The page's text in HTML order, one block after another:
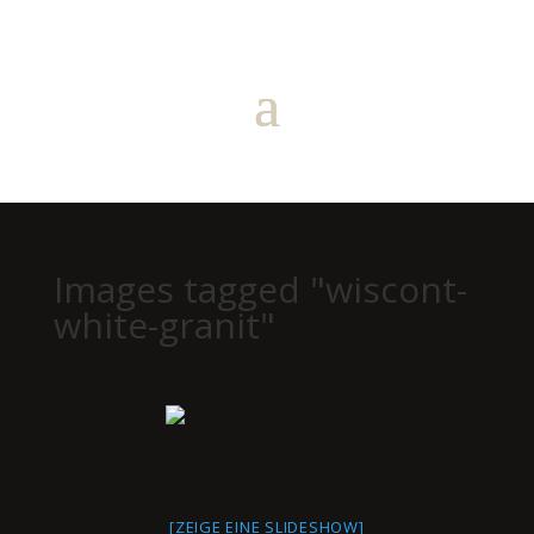
Images tagged "wiscont-
white-granit"
[ZEIGE EINE SLIDESHOW]